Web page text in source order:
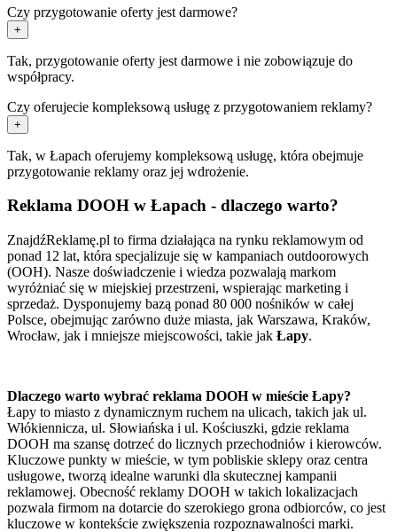
Czy przygotowanie oferty jest darmowe?
+
Tak, przygotowanie oferty jest darmowe i nie zobowiązuje do
współpracy.
Czy oferujecie kompleksową usługę z przygotowaniem reklamy?
+
Tak, w Łapach oferujemy kompleksową usługę, która obejmuje
przygotowanie reklamy oraz jej wdrożenie.
Reklama DOOH w Łapach - dlaczego warto?
ZnajdźReklamę.pl to firma działająca na rynku reklamowym od
ponad 12 lat, która specjalizuje się w kampaniach outdoorowych
(OOH). Nasze doświadczenie i wiedza pozwalają markom
wyróżniać się w miejskiej przestrzeni, wspierając marketing i
sprzedaż. Dysponujemy bazą ponad 80 000 nośników w całej
Polsce, obejmując zarówno duże miasta, jak Warszawa, Kraków,
Wrocław, jak i mniejsze miejscowości, takie jak Łapy.
Dlaczego warto wybrać reklama DOOH w mieście Łapy?
Łapy to miasto z dynamicznym ruchem na ulicach, takich jak ul.
Włókiennicza, ul. Słowiańska i ul. Kościuszki, gdzie reklama
DOOH ma szansę dotrzeć do licznych przechodniów i kierowców.
Kluczowe punkty w mieście, w tym pobliskie sklepy oraz centra
usługowe, tworzą idealne warunki dla skutecznej kampanii
reklamowej. Obecność reklamy DOOH w takich lokalizacjach
pozwala firmom na dotarcie do szerokiego grona odbiorców, co jest
kluczowe w kontekście zwiększenia rozpoznawalności marki.